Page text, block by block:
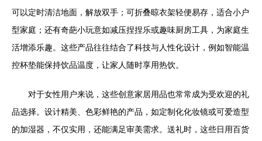
可以定时清洁地面，解放双手；可折叠晾衣架轻便易存，适合小户
型家庭；还有奇葩小玩意如减压捏捏乐或趣味厨房工具，为家庭生
活增添乐趣。这些产品往往结合了科技与人性化设计，例如智能温
控杯垫能保持饮品温度，让家人随时享用热饮。
对于女性用户来说，这些创意家居用品也常常成为受欢迎的礼
品选择。设计精美、色彩鲜艳的产品，如定制化化妆镜或可爱造型
的加湿器，不仅实用，还能满足审美需求。送礼时，这些日用百货